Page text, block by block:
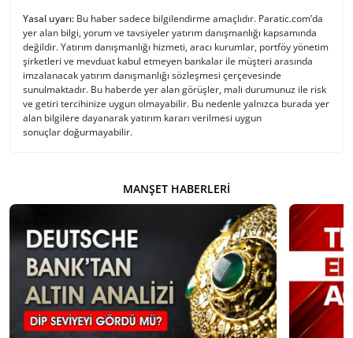
Yasal uyarı: Bu haber sadece bilgilendirme amaçlıdır. Paratic.com’da
yer alan bilgi, yorum ve tavsiyeler yatırım danışmanlığı kapsamında
değildir. Yatırım danışmanlığı hizmeti, aracı kurumlar, portföy yönetim
şirketleri ve mevduat kabul etmeyen bankalar ile müşteri arasında
imzalanacak yatırım danışmanlığı sözleşmesi çerçevesinde
sunulmaktadır. Bu haberde yer alan görüşler, mali durumunuz ile risk
ve getiri tercihinize uygun olmayabilir. Bu nedenle yalnızca burada yer
alan bilgilere dayanarak yatırım kararı verilmesi uygun
sonuçlar doğurmayabilir.
MANŞET HABERLERI